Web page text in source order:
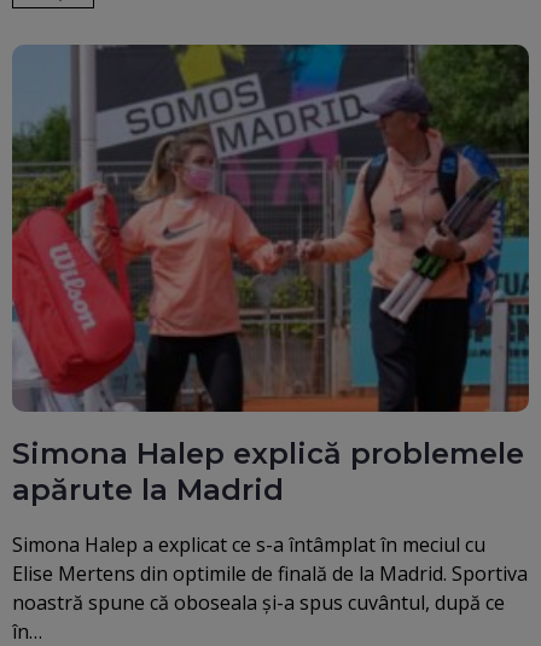
Simona Halep explică problemele
apărute la Madrid
Simona Halep a explicat ce s-a întâmplat în meciul cu
Elise Mertens din optimile de finală de la Madrid. Sportiva
noastră spune că oboseala și-a spus cuvântul, după ce
în…